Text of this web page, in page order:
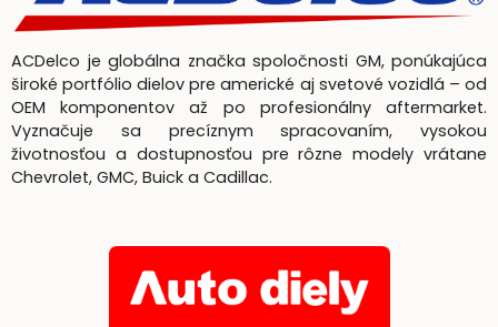
ACDelco je globálna značka spoločnosti GM, ponúkajúca
široké portfólio dielov pre americké aj svetové vozidlá – od
OEM komponentov až po profesionálny aftermarket.
Vyznačuje sa precíznym spracovaním, vysokou
životnosťou a dostupnosťou pre rôzne modely vrátane
Chevrolet, GMC, Buick a Cadillac.